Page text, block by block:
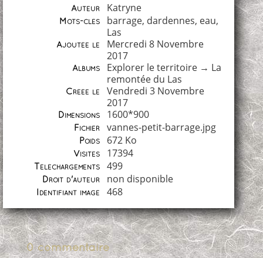
Auteur Katryne
Mots-clés barrage, dardennes, eau,
Las
Ajoutée le
Mercredi 8 Novembre
2017
Albums Explorer le territoire→ La
remontée du Las
Créée le
Vendredi 3 Novembre
2017
Dimensions 1600*900
Fichier vannes-petit-barrage.jpg
Poids 672 Ko
Visites 17394
Téléchargements 499
Droit d'auteur non disponible
Identifiant image 468
0 commentaire